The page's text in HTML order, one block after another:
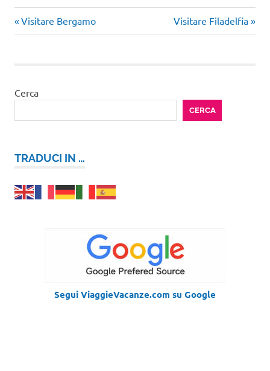
Navigazione
Articolo
precedente:
Visitare Bergamo
Articolo
successivo:
Visitare Filadelfia
Cerca
CERCA
TRADUCI IN …
Segui ViaggieVacanze.com su Google